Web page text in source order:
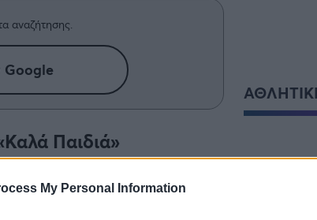
My Personal Information
αναζήτησης.
Google
Παιδιά»
για το καλοκαίρι.